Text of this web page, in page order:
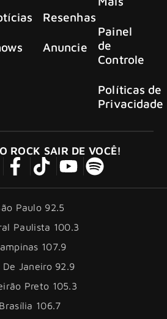
Resenhas
Anuncie
Painel
de
Controle
Políticas de
Privacidade
ROCK SAIR DE VOCÊ!
Paulo 92.5
Paulista 100.3
107.9
De Janeiro 92.9
Preto 105.3
Brasília 106.7